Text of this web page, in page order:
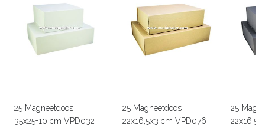
25 Magneetdoos
35x25+10 cm VPD032
25 Magneetdoos
22x16,5x3 cm VPD076
25